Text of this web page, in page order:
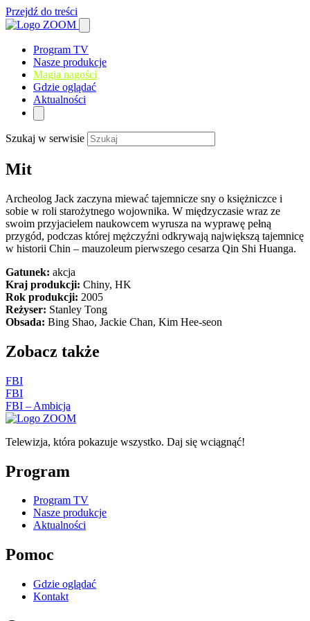
Przejdź do treści
Program TV
Nasze produkcje
Magia nagości
Gdzie oglądać
Aktualności
Szukaj w serwisie
Mit
Archeolog Jack zaczyna miewać tajemnicze sny o księżniczce i
sobie w roli starożytnego wojownika. W międzyczasie wraz ze
swoim przyjacielem naukowcem wyrusza na wyprawę pełną
przygód, podczas której mężczyźni odkrywają największą tajemnicę
w historii Chin – mauzoleum pierwszego cesarza Qin Shi Huanga.
Gatunek: akcja
Kraj produkcji: Chiny, HK
Rok produkcji: 2005
Reżyser: Stanley Tong
Obsada: Bing Shao, Jackie Chan, Kim Hee-seon
Zobacz także
FBI
FBI
FBI – Ambicja
Telewizja, która pokazuje wszystko. Daj się wciągnąć!
Program
Program TV
Nasze produkcje
Aktualności
Pomoc
Gdzie oglądać
Kontakt